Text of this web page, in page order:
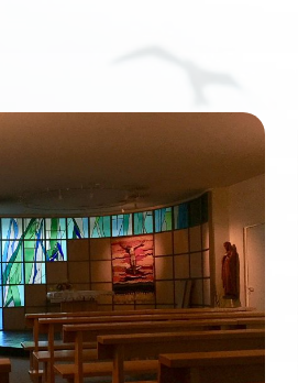
dernières actualités, veuillez
mail.